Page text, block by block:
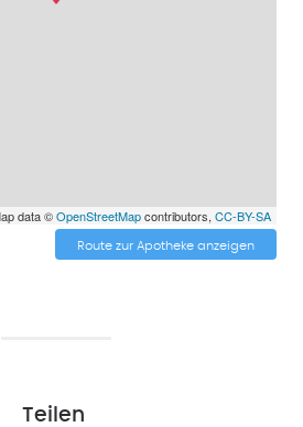
data ©OpenStreetMapcontributors, CC-BY-SA
Route zur Apotheke anzeigen
Teilen